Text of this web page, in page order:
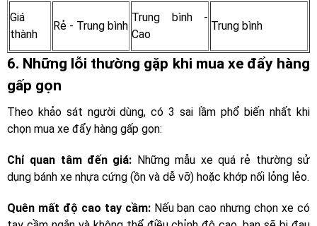
Giá
thành
Rẻ - Trung bình
Trung bình -
Cao
Trung bình
6. Những lỗi thường gặp khi mua xe đẩy hàng
gấp gọn
Theo khảo sát người dùng, có 3 sai lầm phổ biến nhất khi
chọn mua xe đẩy hàng gấp gọn:
Chỉ quan tâm đến giá: Những mẫu xe quá rẻ thường sử
dụng bánh xe nhựa cứng (ồn và dễ vỡ) hoặc khớp nối lỏng lẻo.
Quên mất độ cao tay cầm:Nếu bạn cao nhưng chọn xe có